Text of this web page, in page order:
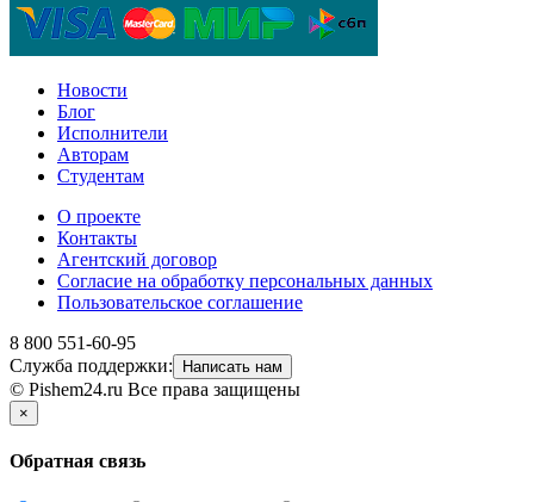
Новости
Блог
Исполнители
Авторам
Студентам
О проекте
Контакты
Агентский договор
Согласие на обработку персональных данных
Пользовательское соглашение
8 800 551-60-95
Служба поддержки:
Написать нам
© Pishem24.ru Все права защищены
×
Обратная связь